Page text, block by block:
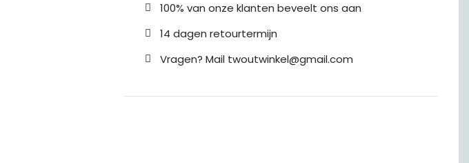
100% van onze klanten beveelt ons aan
14 dagen retourtermijn
Vragen? Mail twoutwinkel@gmail.com